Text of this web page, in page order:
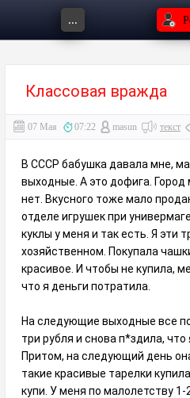
...
Классовая вражда
07 Мая 07:22 masun текст
В СССР бабушка давала мне,
выходные. А это дофига. Город
нет. Вкусного тоже мало
отделе игрушек при
куклы у меня и так есть. Я эти
хозяйственном. Покупала
красивое. И чтобы не купила,
что я деньги потратила.
На следующие выходные все
три рубля и снова п*здила, что
Притом, на следующий день
такие красивые тарелки
купи. У меня по малолетству 1-